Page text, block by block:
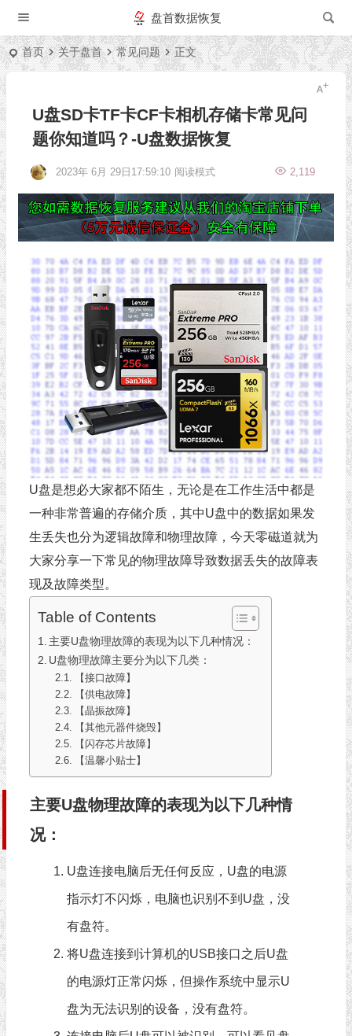
盘首数据恢复
首页 关于盘首 常见问题 正文
U盘SD卡TF卡CF卡相机存储卡常见问
题你知道吗？-U盘数据恢复
2023年 6月 29日17:59:10 2,119
阅读模式
U盘是想必大家都不陌生，无论是在工作生活中都是
一种非常普遍的存储介质，其中U盘中的数据如果发
生丢失也分为逻辑故障和物理故障，今天零磁道就为
大家分享一下常见的物理故障导致数据丢失的故障表
现及故障类型。
Table of Contents
主要U盘物理故障的表现为以下几种情况：
U盘物理故障主要分为以下几类：
【接口故障】
【供电故障】
【晶振故障】
【其他元器件烧毁】
【闪存芯片故障】
【温馨小贴士】
主要U盘物理故障的表现为以下几种情
况：
U盘连接电脑后无任何反应，U盘的电源
指示灯不闪烁，电脑也识别不到U盘，没
有盘符。
将U盘连接到计算机的USB接口之后U盘
的电源灯正常闪烁，但操作系统中显示U
盘为无法识别的设备，没有盘符。